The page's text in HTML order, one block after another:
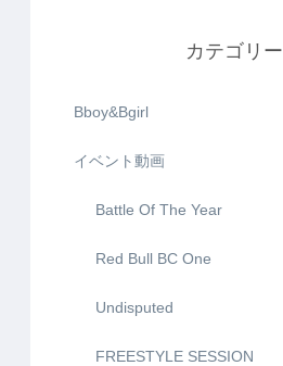
カテゴリー
Bboy&Bgirl
イベント動画
Battle Of The Year
Red Bull BC One
Undisputed
FREESTYLE SESSION